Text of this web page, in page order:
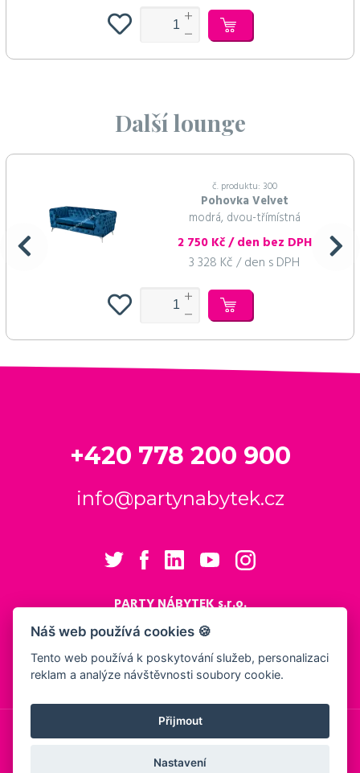
Náš web používá cookies 🍪
Tento web používá k poskytování služeb, personalizaci
reklam a analýze návštěvnosti soubory cookie.
Přijmout
Nastavení
Další lounge
č. produktu: 300
Pohovka Velvet
modrá, dvou-třímístná
2 750 Kč / den bez DPH
3 328 Kč / den s DPH
+420 778 200 900
info@partynabytek.cz
PARTY NÁBYTEK s.r.o.
Cukrovarská 984
Logistický areál Cukrovar Čakovice
196 00 Praha 9 - Čakovice
© 2026, PARTY NÁBYTEK s.r.o.
Ochrana osobních údajů